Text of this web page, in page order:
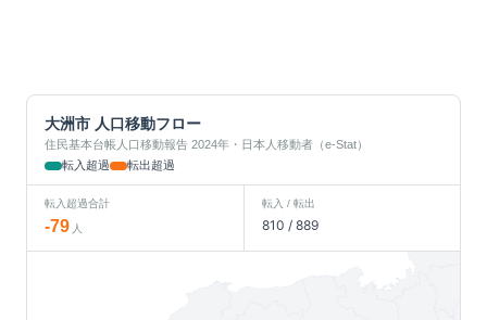
大洲市 人口移動フロー
住民基本台帳人口移動報告 2024年・日本人移動者（e-Stat）
転入超過
転出超過
転入超過合計
-79 人
転入 / 転出
810 / 889